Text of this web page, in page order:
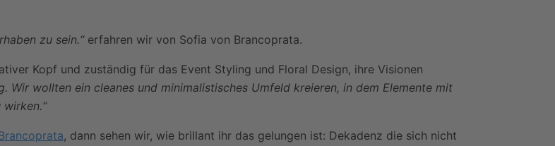
zu sein.“ erfahren wir von Sofia von Brancoprata.
Kopf und zuständig für das Event Styling und Floral Design, ihre Visionen
Wir wollten ein cleanes und minimalistisches Umfeld kreieren, in dem Elemente mit
, dann sehen wir, wie brillant ihr das gelungen ist: Dekadenz die sich nicht